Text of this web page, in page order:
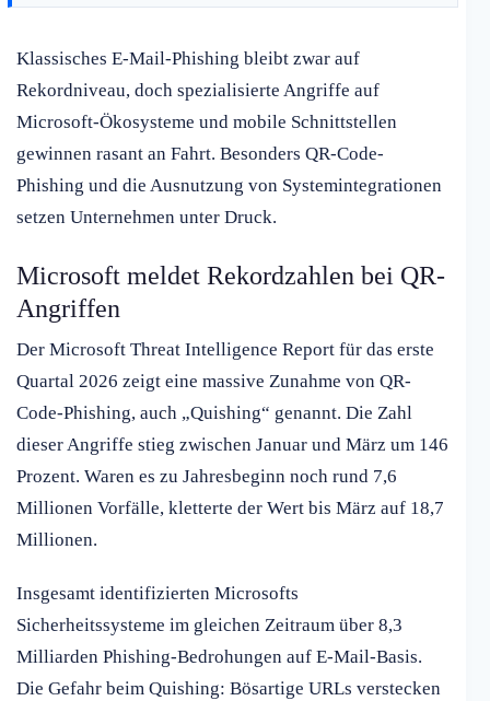
Klassisches E-Mail-Phishing bleibt zwar auf
Rekordniveau, doch spezialisierte Angriffe auf
Microsoft-Ökosysteme und mobile Schnittstellen
gewinnen rasant an Fahrt. Besonders QR-Code-
Phishing und die Ausnutzung von Systemintegrationen
setzen Unternehmen unter Druck.
Microsoft meldet Rekordzahlen bei QR-
Angriffen
Der Microsoft Threat Intelligence Report für das erste
Quartal 2026 zeigt eine massive Zunahme von QR-
Code-Phishing, auch „Quishing“ genannt. Die Zahl
dieser Angriffe stieg zwischen Januar und März um 146
Prozent. Waren es zu Jahresbeginn noch rund 7,6
Millionen Vorfälle, kletterte der Wert bis März auf 18,7
Millionen.
Insgesamt identifizierten Microsofts
Sicherheitssysteme im gleichen Zeitraum über 8,3
Milliarden Phishing-Bedrohungen auf E-Mail-Basis.
Die Gefahr beim Quishing: Bösartige URLs verstecken